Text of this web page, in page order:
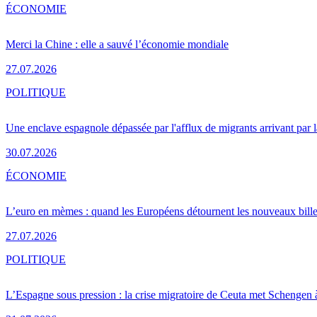
Merci la Chine : elle a sauvé l’économie mondiale
27.07.2026
ÉCONOMIE
Une enclave espagnole dépassée par l'afflux de migrants arrivant par
30.07.2026
POLITIQUE
L’euro en mèmes : quand les Européens détournent les nouveaux
27.07.2026
ÉCONOMIE
L’Espagne sous pression : la crise migratoire de Ceuta met Schengen
POLITIQUE